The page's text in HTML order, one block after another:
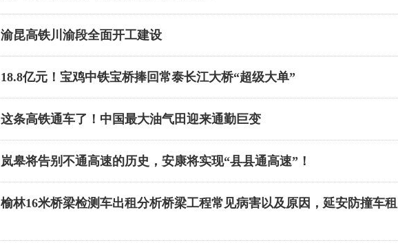
1
渝昆高铁川渝段全面开工建设
18.8亿元！宝鸡中铁宝桥捧回常泰长江大桥“超级大单”
这条高铁通车了！中国最大油气田迎来通勤巨变
岚皋将告别不通高速的历史，安康将实现“县县通高速”！
榆林16米桥梁检测车出租分析桥梁工程常见病害以及原因，延安防撞车租